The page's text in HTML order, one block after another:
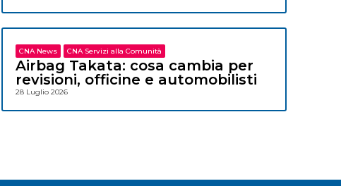
CNA News CNA Servizi alla Comunità
Airbag Takata: cosa cambia per
revisioni, officine e automobilisti
28 Luglio 2026